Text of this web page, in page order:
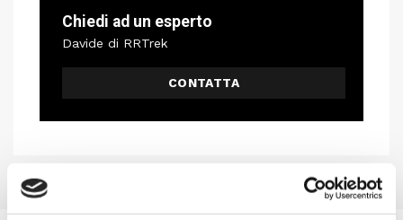
Chiedi ad un esperto
Davide di RRTrek
CONTATTA